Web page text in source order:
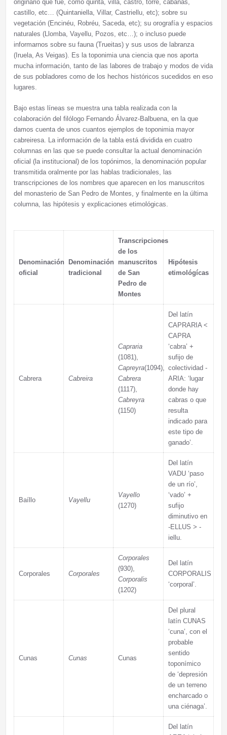
originario que fue, como quinta, villa, castro, torre, cabañas,
castillo, etc… (Quintaniella, Villar, Castriellu, etc); sobre su
vegetación (Encinéu, Robréu, Saceda, etc); su orografía y espacios
naturales (Llomba, Vayellu, Pozos, etc…); o incluso puede
informarnos sobre su fauna (Trueitas) y sus usos de labranza
(Iruela, As Veigas). Es la toponimia una ciencia que nos aporta
mucha información, tanto de las labores de trabajo y modos de vida
de sus pobladores como de los hechos históricos sucedidos en eso
lugares.
Bajo estas líneas se muestra una tabla realizada con la
colaboración del filólogo Fernando Álvarez-Balbuena, en la que
damos cuenta de unos cuantos ejemplos de toponimia mayor
cabreiresa. La información de la tabla está dividida en cuatro
columnas en las que se puede consultar la actual denominación
oficial (la institucional) de los topónimos, la denominación popular
transmitida oralmente por las hablas tradicionales, las
transcripciones de los nombres que aparecen en los manuscritos
del monasterio de San Pedro de Montes, y finalmente en la última
columna, las hipótesis y explicaciones etimológicas.
Denominación
oficial
Denominación
tradicional
Transcripciones
de los
manuscritos
de San
Pedro de
Montes
Hipótesis
etimológícas
Cabrera Cabreira
Capraria
(1081),
Capreyra(1094),
Cabrera
(1117),
Cabreyra
(1150)
Del latín
CAPRARIA <
CAPRA
‘cabra’ +
sufijo de
colectividad -
ARIA: ‘lugar
donde hay
cabras o que
resulta
indicado para
este tipo de
ganado’.
Baíllo Vayellu
Vayello
(1270)
Del latín
VADU ‘paso
de un río’,
‘vado’ +
sufijo
diminutivo en
-ELLUS > -
iellu.
Corporales Corporales
Corporales
(930),
Corporalis
(1202)
Del latín
CORPORALIS
‘corporal’.
Cunas Cunas Cunas
Del plural
latín CUNAS
‘cuna’, con el
probable
sentido
toponímico
de ‘depresión
de un terreno
encharcado o
una ciénaga’.
Del latín